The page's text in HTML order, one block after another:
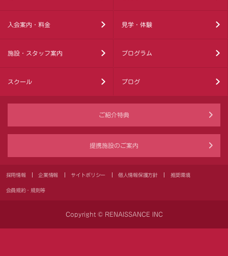
入会案内・料金 見学・体験
施設・スタッフ案内 プログラム
スクール ブログ
ご紹介特典
提携施設のご案内
採用情報 企業情報 サイトポリシー 個人情報保護方針 推奨環境
会員規約・規則等
Copyright © RENAISSANCE INC